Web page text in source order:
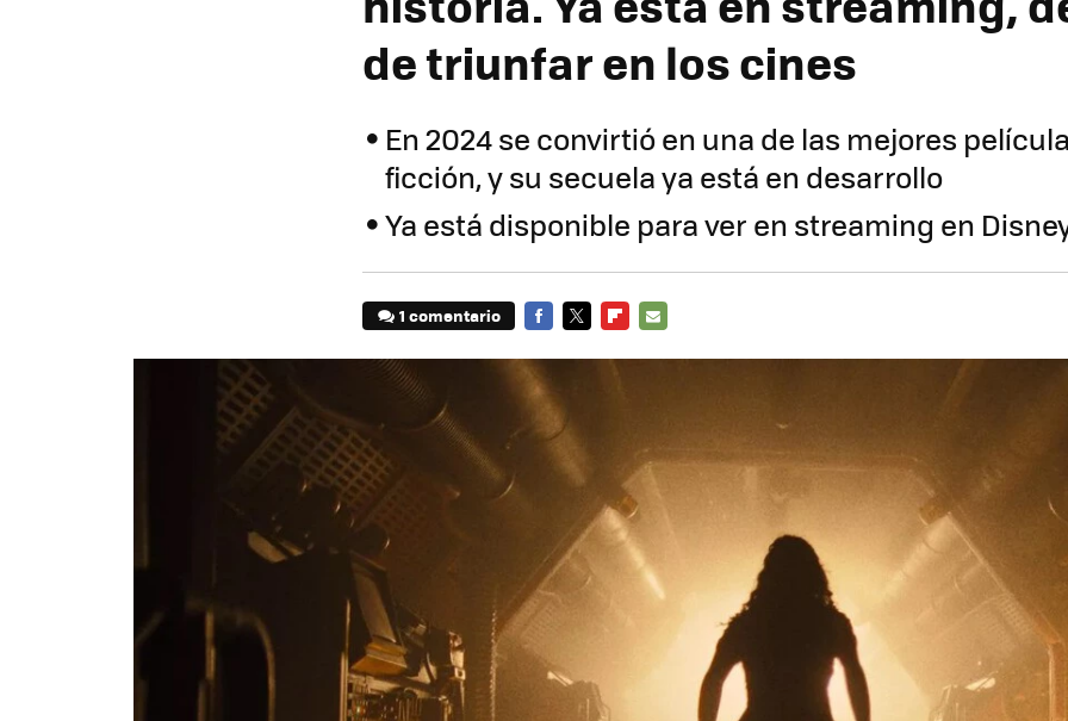
de triunfar en los cines
En 2024 se convirtió en una de las mejores
ficción, y su secuela ya está en desarrollo
Ya está disponible para ver en streaming en
1 comentario